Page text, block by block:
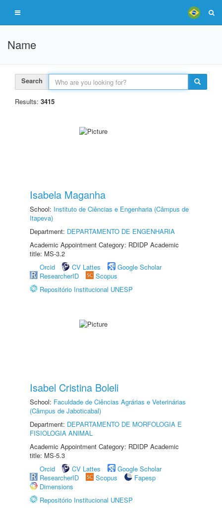
Name
Search
Results: 3415
Isabela Maganha
School: Instituto de Ciências e Engenharia (Câmpus de
Itapeva)
Department: DEPARTAMENTO DE ENGENHARIA
Academic Appointment Category: RDIDP Academic
title: MS-3.2
Orcid
CV Lattes
Google Scholar
ResearcherID
Scopus
Repositório Institucional UNESP
Isabel Cristina Boleli
School: Faculdade de Ciências Agrárias e Veterinárias
(Câmpus de Jaboticabal)
Department: DEPARTAMENTO DE MORFOLOGIA E
FISIOLOGIA ANIMAL
Academic Appointment Category: RDIDP Academic
title: MS-5.3
Orcid
CV Lattes
Google Scholar
ResearcherID
Scopus
Fapesp
Dimensions
Repositório Institucional UNESP